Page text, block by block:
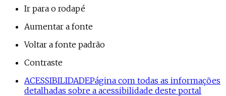
Ir para o rodapé
Aumentar a fonte
Voltar a fonte padrão
Contraste
ACESSIBILIDADEPágina com todas as informações
detalhadas sobre a acessibilidade deste portal